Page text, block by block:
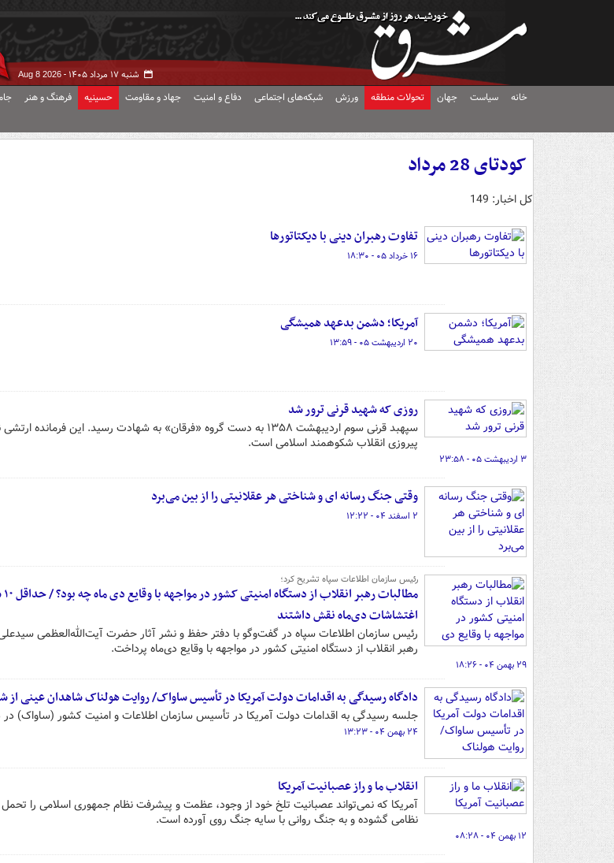
شنبه ۱۷ مرداد ۱۴۰۵ - Aug 8 2026
خانه سیاست جهان تحولات منطقه ورزش شبکه‌های اجتماعی دفاع و امنیت جهاد و مقاومت حسینیه فرهنگ و هنر
کودتای 28 مرداد
کل اخبار: 149
تفاوت رهبران دینی با دیکتاتورها
۱۶ خرداد ۰۵ - ۱۸:۳۰
آمریکا؛ دشمن بدعهد همیشگی
۲۰ اردیبهشت ۰۵ - ۱۳:۵۹
روزی که شهید قرنی ترور شد
سپهبد قرنی سوم اردیبهشت ۱۳۵۸ به دست گروه «فرقان» به شهادت رسید. این
پیروزی انقلاب شکوهمند اسلامی است.
۳ اردیبهشت ۰۵ - ۲۳:۵۸
وقتی جنگ رسانه ای و شناختی هر عقلانیتی را از بین می‌برد
۲ اسفند ۰۴ - ۱۲:۲۲
رئیس سازمان اطلاعات سپاه تشریح کرد؛
اغتشاشات دی‌ماه نقش داشتند
رئیس سازمان اطلاعات سپاه در گفت‌وگو با دفتر حفظ و نشر آثار حضرت آیت‌الله‌العظمی
رهبر انقلاب از دستگاه امنیتی کشور در مواجهه با وقایع دی‌ماه پرداخت.
۲۹ بهمن ۰۴ - ۱۸:۲۶
دادگاه رسیدگی به اقدامات دولت آمریکا در تأسیس ساواک/ روایت هولناک شاهدان عینی
جلسه رسیدگی به اقدامات دولت آمریکا در تأسیس سازمان اطلاعات و امنیت کشور (ساواک) در
۲۴ بهمن ۰۴ - ۱۳:۲۳
انقلاب ما و راز عصبانیت آمریکا
آمریکا که نمی‌تواند عصبانیت تلخ خود از وجود، عظمت و پیشرفت نظام جمهوری اسلامی را تحمل
نظامی گشوده و به جنگ روانی با سایه جنگ روی آورده است.
۱۲ بهمن ۰۴ - ۰۸:۲۸